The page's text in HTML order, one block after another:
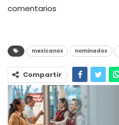
comentarios
mexicanos nominados
Compartir